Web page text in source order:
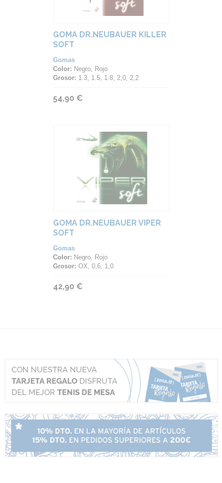
GOMA DR.NEUBAUER KILLER
SOFT
Gomas
Color: Negro, Rojo
Grosor: 1.3, 1.5, 1.8, 2,0, 2,2
54,90 €
GOMA DR.NEUBAUER VIPER
SOFT
Gomas
Color: Negro, Rojo
Grosor: OX, 0,6, 1,0
42,90 €